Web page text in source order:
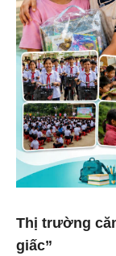
Thị trường
giấc”